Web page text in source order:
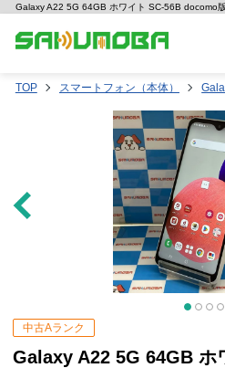
Galaxy A22 5G 64GB ホワイト SC-56B docomo
TOP スマートフォン（本体）
中古Aランク
Galaxy A22 5G 64GB ホ